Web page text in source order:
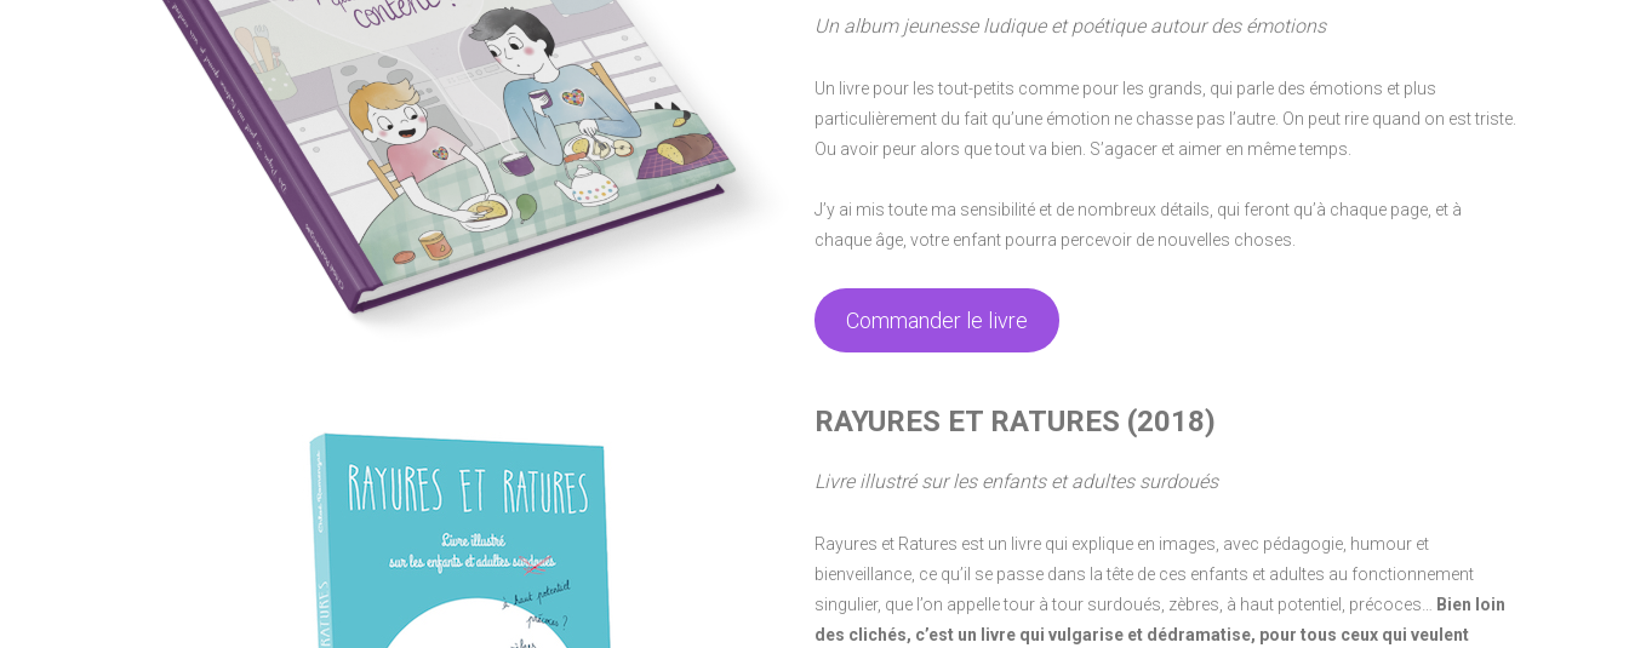
Un album jeunesse ludique et poétique autour des émotions
Un livre pour les tout-petits comme pour les grands, qui parle des émotions et plus
particulièrement du fait qu’une émotion ne chasse pas l’autre. On peut rire quand on est triste.
Ou avoir peur alors que tout va bien. S’agacer et aimer en même temps.
J’y ai mis toute ma sensibilité et de nombreux détails, qui feront qu’à chaque page, et à
chaque âge, votre enfant pourra percevoir de nouvelles choses.
Commander le livre
RAYURES ET RATURES (2018)
Livre illustré sur les enfants et adultes surdoués
Rayures et Ratures est un livre qui explique en images, avec pédagogie, humour et
bienveillance, ce qu’il se passe dans la tête de ces enfants et adultes au fonctionnement
singulier, que l’on appelle tour à tour surdoués, zèbres, à haut potentiel, précoces… Bien loin
des clichés, c’est un livre qui vulgarise et dédramatise, pour tous ceux qui veulent